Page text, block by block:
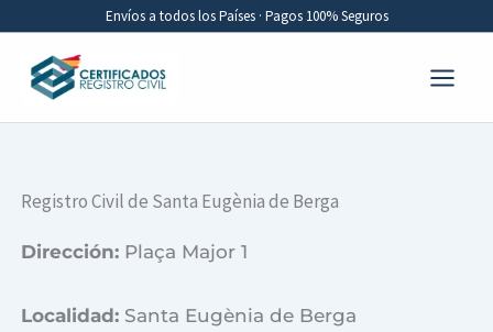
contenido
Envíos a todos los Países · Pagos 100% Seguros
Registro Civil de Santa Eugènia de Berga
Dirección: Plaça Major 1
Localidad: Santa Eugènia de Berga